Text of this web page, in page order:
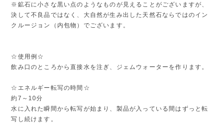
※鉱石に小さな黒い点のようなものが見えることがございますが、
決して不良品ではなく、大自然が生み出した天然石ならではのイン
クルージョン（内包物）でございます。
☆使用例☆
飲み口のところから直接水を注ぎ、ジェムウォーターを作ります。
☆エネルギー転写の時間☆
約7～10分
水に入れた瞬間から転写が始まり、製品が入っている間はずっと転
写し続けます。